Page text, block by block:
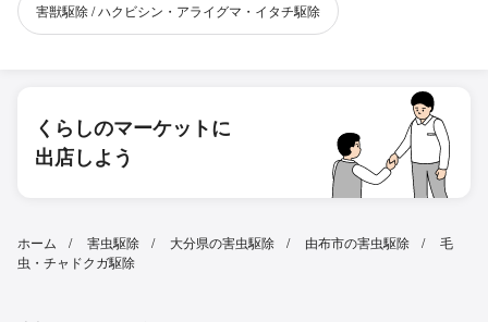
害獣駆除 / ハクビシン・アライグマ・イタチ駆除
くらしのマーケットに
出店しよう
ホーム 害虫駆除 大分県の害虫駆除 由布市の害虫駆除
毛
虫・チャドクガ駆除